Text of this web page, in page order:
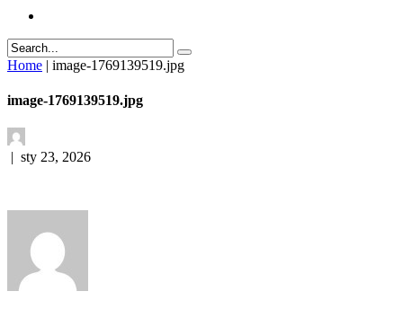
Home | image-1769139519.jpg
image-1769139519.jpg
sty 23, 2026